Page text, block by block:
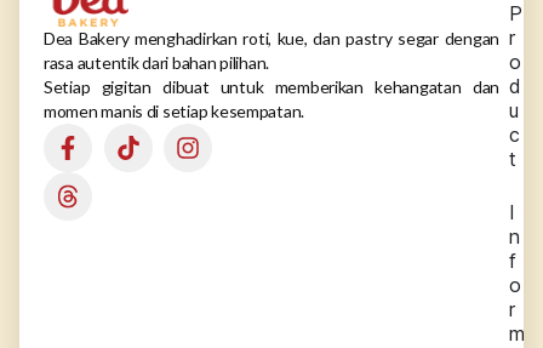
Dea Bakery menghadirkan roti, kue, dan pastry segar dengan
rasa autentik dari bahan pilihan.
Setiap gigitan dibuat untuk memberikan kehangatan dan
momen manis di setiap kesempatan.
P
r
o
d
u
c
t
I
n
f
o
r
m